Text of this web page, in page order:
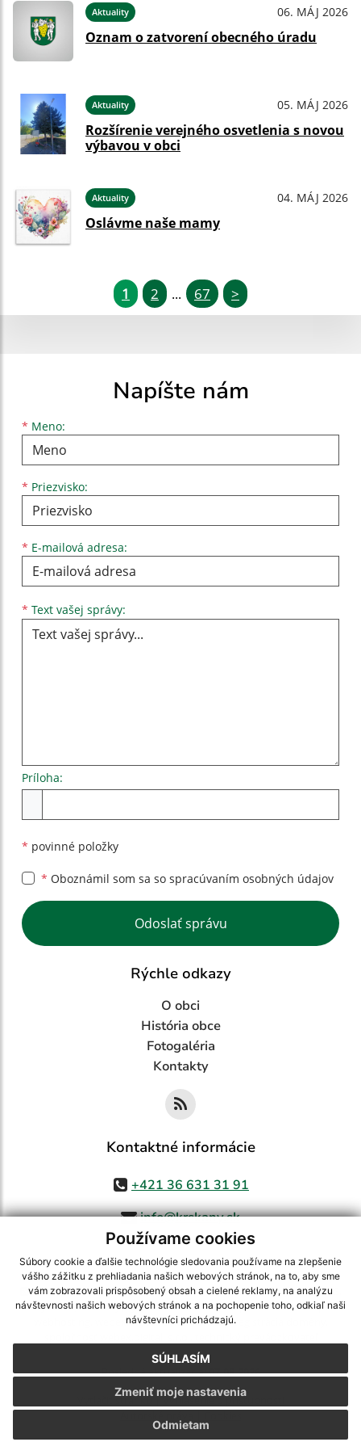
Používame cookies
Súbory cookie a ďalšie technológie sledovania používame na zlepšenie
vášho zážitku z prehliadania našich webových stránok, na to, aby sme
vám zobrazovali prispôsobený obsah a cielené reklamy, na analýzu
návštevnosti našich webových stránok a na pochopenie toho, odkiaľ naši
návštevníci prichádzajú.
SÚHLASÍM
Odmietam
Zmeniť moje nastavenia
Aktuality 06. MÁJ 2026
Oznam o zatvorení obecného úradu
Aktuality 05. MÁJ 2026
Rozšírenie verejného osvetlenia s novou
výbavou v obci
Aktuality 04. MÁJ 2026
Oslávme naše mamy
1 2 ... 67 >
Napíšte nám
* Meno:
Meno
* Priezvisko:
Priezvisko
* E-mailová adresa:
E-mailová adresa
* Text vašej správy:
Príloha:
* povinné položky
* Oboznámil som sa so spracúvaním osobných údajov
Google reCaptcha Response
Odoslať správu
Rýchle odkazy
O obci
História obce
Fotogaléria
Kontakty
Kontaktné informácie
+421 36 631 31 91
info@krskany.sk
využite možnosť získavania aktuálnych informácií s využitím RSS
CMS systém (redakčný) systém ECHELON 2,Mapa stránok,web portál
webex.digital, s.r.o.,domény,registrácia domény
Posledná aktualizácia:07.08.2026
Vytlačiť stránku|Vyhlásenie o prístupnosti